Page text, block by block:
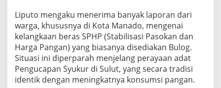
Liputo mengaku menerima banyak laporan dari
warga, khususnya di Kota Manado, mengenai
kelangkaan beras SPHP (Stabilisasi Pasokan dan
Harga Pangan) yang biasanya disediakan Bulog.
Situasi ini diperparah menjelang perayaan adat
Pengucapan Syukur di Sulut, yang secara tradisi
identik dengan meningkatnya konsumsi pangan.